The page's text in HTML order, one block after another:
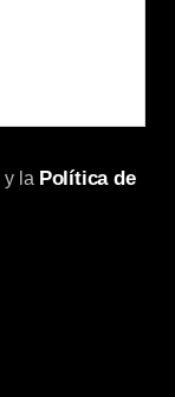
y la Política de